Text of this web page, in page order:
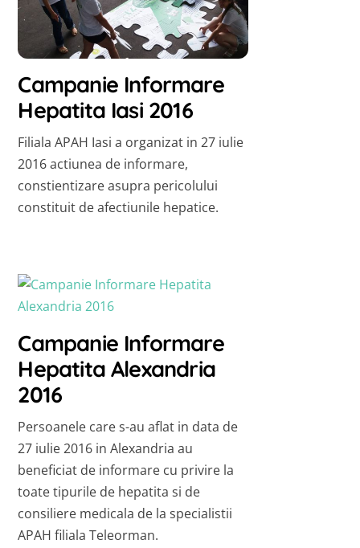
Campanie Informare
Hepatita Iasi 2016
Filiala APAH Iasi a organizat in 27 iulie
2016 actiunea de informare,
constientizare asupra pericolului
constituit de afectiunile hepatice.
Campanie Informare
Hepatita Alexandria
2016
Persoanele care s-au aflat in data de
27 iulie 2016 in Alexandria au
beneficiat de informare cu privire la
toate tipurile de hepatita si de
consiliere medicala de la specialistii
APAH filiala Teleorman.